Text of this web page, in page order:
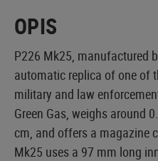
OPIS
P226 Mk25, manufactured
automatic replica of one of
military and law
Green Gas, weighs around
cm, and offers a magazine
Mk25 uses a 97 mm long